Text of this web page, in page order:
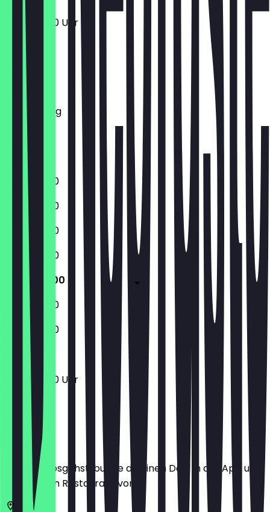
11:30 - 23:00 Uhr
Montag
Dienstag
Mittwoch
Donnerstag
Freitag
Samstag
Sonntag
11:30 - 23:00
11:30 - 23:00
11:30 - 23:00
11:30 - 23:00
11:30 - 23:00
11:30 - 23:00
11:30 - 23:00
11:30 - 23:00 Uhr
Bevor du losgehst, buche dir einen Deal in der App und
zeige ihn im Restaurant vor.